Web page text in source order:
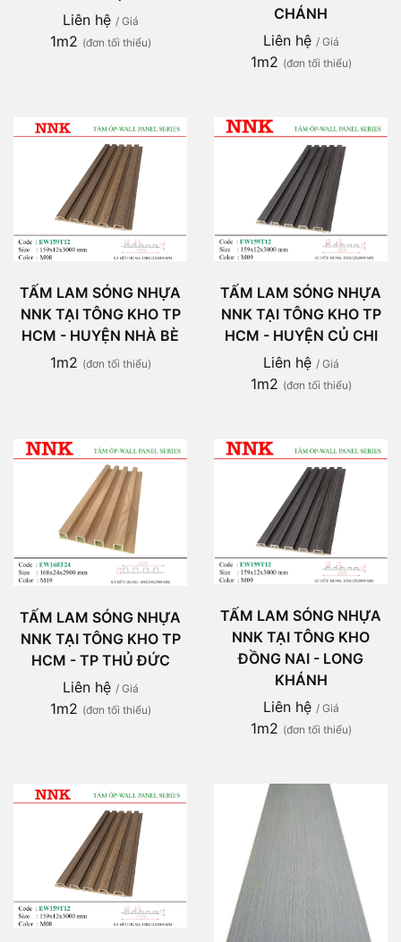
Liên hệ / Giá
1m2 (đơn tối thiểu)
CHÁNH
Liên hệ / Giá
1m2 (đơn tối thiểu)
TẤM LAM SÓNG NHỰA
NNK TẠI TÔNG KHO TP
HCM - HUYỆN NHÀ BÈ
1m2 (đơn tối thiểu)
TẤM LAM SÓNG NHỰA
NNK TẠI TÔNG KHO TP
HCM - HUYỆN CỦ CHI
Liên hệ / Giá
1m2 (đơn tối thiểu)
TẤM LAM SÓNG NHỰA
NNK TẠI TÔNG KHO TP
HCM - TP THỦ ĐỨC
Liên hệ / Giá
1m2 (đơn tối thiểu)
TẤM LAM SÓNG NHỰA
NNK TẠI TÔNG KHO
ĐỒNG NAI - LONG
KHÁNH
Liên hệ / Giá
1m2 (đơn tối thiểu)